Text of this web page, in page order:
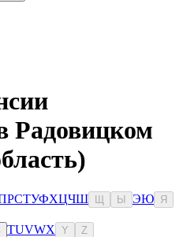
Радовицком
РСТУФХЦЧШ Ы ЭЮ Я
TUVWX Y Z